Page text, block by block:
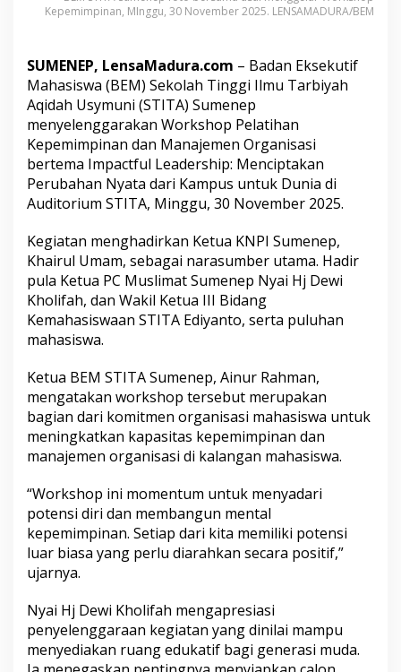
K
m
i
m
p
n
a
n
,
a
h
P
o
e
i
M
a
h
a
s
s
w
a
Kepemimpinan, MInggu, 30 November 2025. LENSAMADURA/BEM
SUMENEP, LensaMadura.com – Badan Eksekutif
Mahasiswa (BEM) Sekolah Tinggi Ilmu Tarbiyah
Aqidah Usymuni (STITA) Sumenep
menyelenggarakan Workshop Pelatihan
Kepemimpinan dan Manajemen Organisasi
bertema Impactful Leadership: Menciptakan
Perubahan Nyata dari Kampus untuk Dunia di
Auditorium STITA, Minggu, 30 November 2025.
Kegiatan menghadirkan Ketua KNPI Sumenep,
Khairul Umam, sebagai narasumber utama. Hadir
pula Ketua PC Muslimat Sumenep Nyai Hj Dewi
Kholifah, dan Wakil Ketua III Bidang
Kemahasiswaan STITA Ediyanto, serta puluhan
mahasiswa.
Ketua BEM STITA Sumenep, Ainur Rahman,
mengatakan workshop tersebut merupakan
bagian dari komitmen organisasi mahasiswa untuk
meningkatkan kapasitas kepemimpinan dan
manajemen organisasi di kalangan mahasiswa.
“Workshop ini momentum untuk menyadari
potensi diri dan membangun mental
kepemimpinan. Setiap dari kita memiliki potensi
luar biasa yang perlu diarahkan secara positif,”
ujarnya.
Nyai Hj Dewi Kholifah mengapresiasi
penyelenggaraan kegiatan yang dinilai mampu
menyediakan ruang edukatif bagi generasi muda.